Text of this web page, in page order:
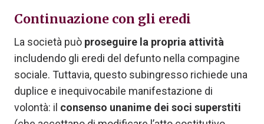
Continuazione con gli eredi
La società può proseguire la propria attività
includendo gli eredi del defunto nella compagine
sociale. Tuttavia, questo subingresso richiede una
duplice e inequivocabile manifestazione di
volontà: il consenso unanime dei soci superstiti